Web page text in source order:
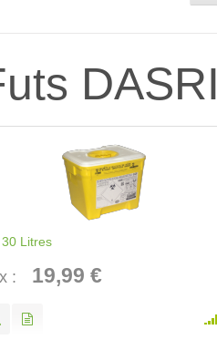
DASRI
Litres
: 19,99 €